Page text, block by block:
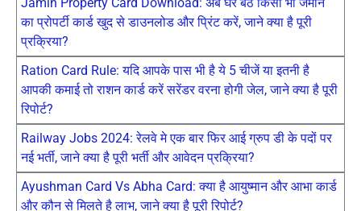
का प्रोपर्टी कार्ड खुद से डाउनलोड और प्रिंट करें, जाने क्या है पूरी
प्रक्रिया?
Ration Card Rule: यदि आपके पास भी है ये 5 चीजें या इतनी है
आपकी कमाई तो राशन कार्ड करें सरेंडर वरना होगी जेल, जाने क्या है पूरी
रिपोर्ट?
Railway Jobs 2024: रेलवे मे एक बार फिर आई ग्रुप डी के पदों पर
नई भर्ती, जाने क्या है पूरी भर्ती और आवेदन प्रक्रिया?
Ayushman Card Vs Abha Card: क्या है आयुष्मान और आभा कार्ड
और कौन से मिलते है लाभ, जाने क्या है पूरी रिपोर्ट?